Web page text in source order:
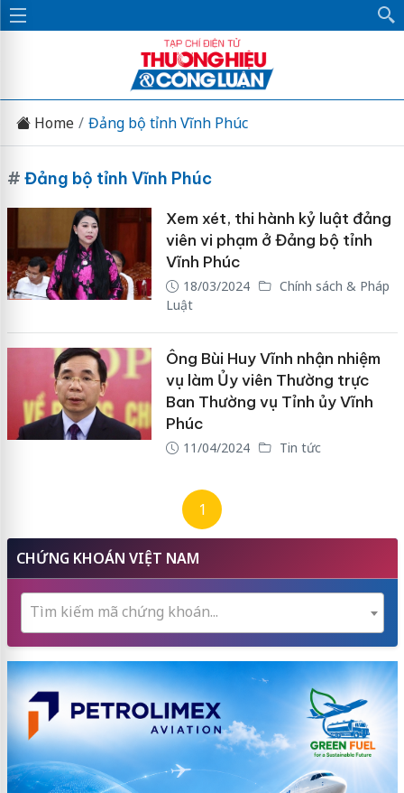
Home Đảng bộ tỉnh Vĩnh Phúc
# Đảng bộ tỉnh Vĩnh Phúc
Xem xét, thi hành kỷ luật đảng
viên vi phạm ở Đảng bộ tỉnh
Vĩnh Phúc
18/03/2024
Chính sách & Pháp
Luật
Ông Bùi Huy Vĩnh nhận nhiệm
vụ làm Ủy viên Thường trực
Ban Thường vụ Tỉnh ủy Vĩnh
Phúc
11/04/2024 Tin tức
1
CHỨNG KHOÁN VIỆT NAM
Tìm kiếm mã chứng khoán...